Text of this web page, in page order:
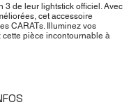
de leur lightstick officiel. Avec
cet accessoire
CARATs. Illuminez vos
pièce incontournable à